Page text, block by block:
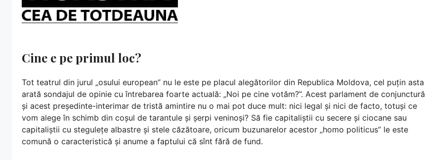
Cine e pe primul loc?
Tot teatrul din jurul „osului european” nu le este pe placul alegătorilor din Republica Moldova, cel puțin asta
arată sondajul de opinie cu întrebarea foarte actuală: „Noi pe cine votăm?”. Acest parlament de conjunctură
și acest președinte-interimar de tristă amintire nu o mai pot duce mult: nici legal și nici de facto, totuși ce
vom alege în schimb din coșul de tarantule și șerpi veninoși? Să fie capitaliștii cu secere și ciocane sau
capitaliștii cu stegulețe albastre și stele căzătoare, oricum buzunarelor acestor „homo politicus” le este
comună o caracteristică și anume a faptului că sînt fără de fund.